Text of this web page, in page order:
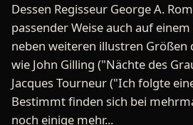
Dessen Regisseur George A.
passender Weise auch auf
neben weiteren illustren Größen
wie John Gilling ("Nächte des
Jacques Tourneur ("Ich folgte
Bestimmt finden sich bei
noch einige mehr...